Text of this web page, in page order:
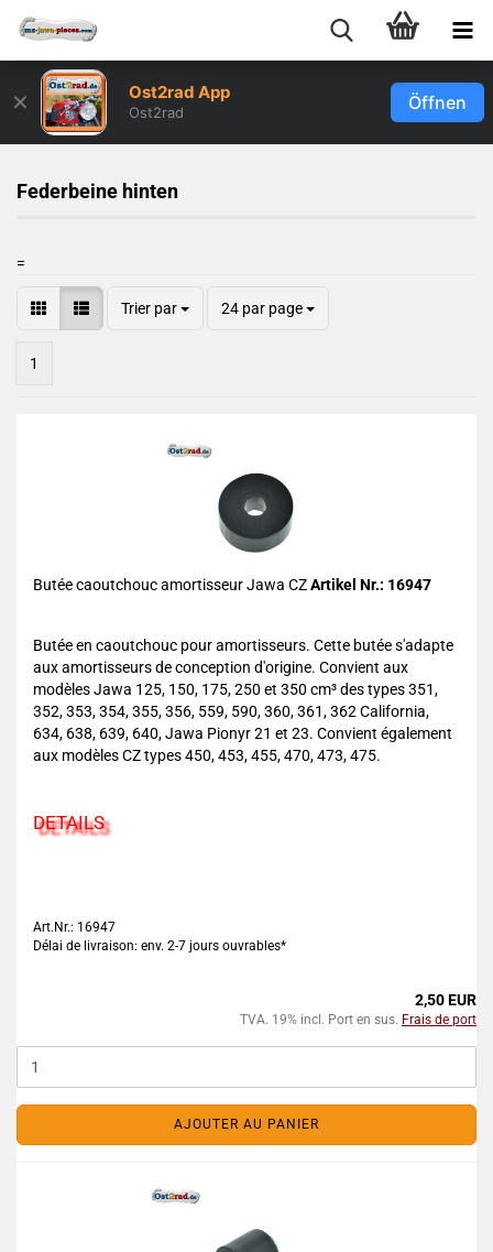
✕ Ost2rad App
Ost2rad Öffnen
Federbeine hinten
=
Trier par 24 par page
1
Butée caoutchouc amortisseur Jawa CZArtikel Nr.: 16947
Butée en caoutchouc pour amortisseurs. Cette butée s'adapte
aux amortisseurs de conception d'origine. Convient aux
modèles Jawa 125, 150, 175, 250 et 350 cm³ des types 351,
352, 353, 354, 355, 356, 559, 590, 360, 361, 362 California,
634, 638, 639, 640, Jawa Pionyr 21 et 23. Convient également
aux modèles CZ types 450, 453, 455, 470, 473, 475.
DETAILS
Art.Nr.: 16947
Délai de livraison: env. 2-7 jours ouvrables*
2,50 EUR
TVA. 19% incl. Port en sus. Frais de port
AJOUTER AU PANIER